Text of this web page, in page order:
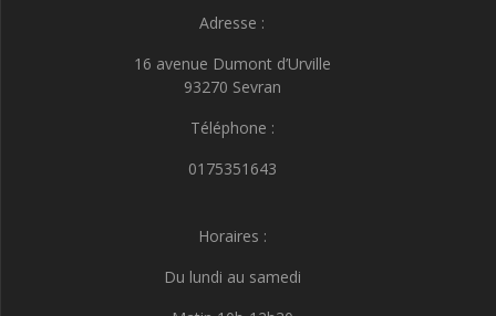
Adresse :
16 avenue Dumont d’Urville
93270 Sevran
Téléphone :
0175351643
Horaires :
Du lundi au samedi